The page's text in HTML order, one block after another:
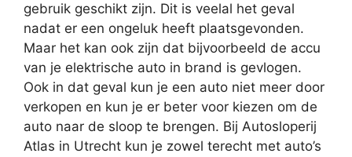
gebruik geschikt zijn. Dit is veelal het geval
nadat er een ongeluk heeft plaatsgevonden.
Maar het kan ook zijn dat bijvoorbeeld de accu
van je elektrische auto in brand is gevlogen.
Ook in dat geval kun je een auto niet meer door
verkopen en kun je er beter voor kiezen om de
auto naar de sloop te brengen. Bij Autosloperij
Atlas in Utrecht kun je zowel terecht met auto’s